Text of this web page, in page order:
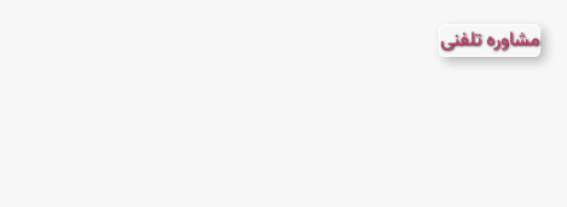
محتوا
مشاوره تلفنی